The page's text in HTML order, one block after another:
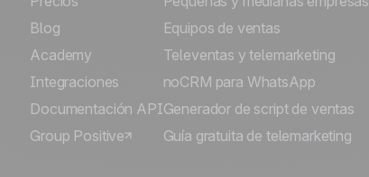
Blog
Academy
Integraciones
Documentación API
Group Positive
Equipos de ventas
Televentas y telemarketing
noCRM para WhatsApp
Generador de script de ventas
Guía gratuita de telemarketing